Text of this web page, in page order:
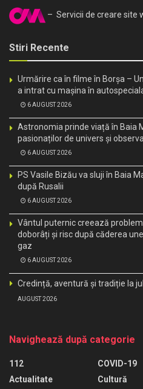
– Servicii de creare site
Stiri Recente
Urmărire ca în filme în Borșa –
a intrat cu mașina în
6 AUGUST 2026
Astronomia prinde viață în Baia
pasionaților de univers și
6 AUGUST 2026
PS Vasile Bizău va sluji în Baia
după Rusalii
6 AUGUST 2026
Vântul puternic creează
doborâți și risc după căderea
gaz
6 AUGUST 2026
Credință, aventură și tradiție la
AUGUST 2026
Navighează după categorie
112
Actualitate
COVID-19
Cultură